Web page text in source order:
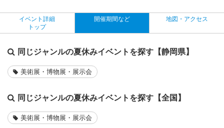
イベント詳細
トップ
開催期間など 地図・アクセス
同じジャンルの夏休みイベントを探す【静岡県】
美術展・博物展・展示会
同じジャンルの夏休みイベントを探す【全国】
美術展・博物展・展示会